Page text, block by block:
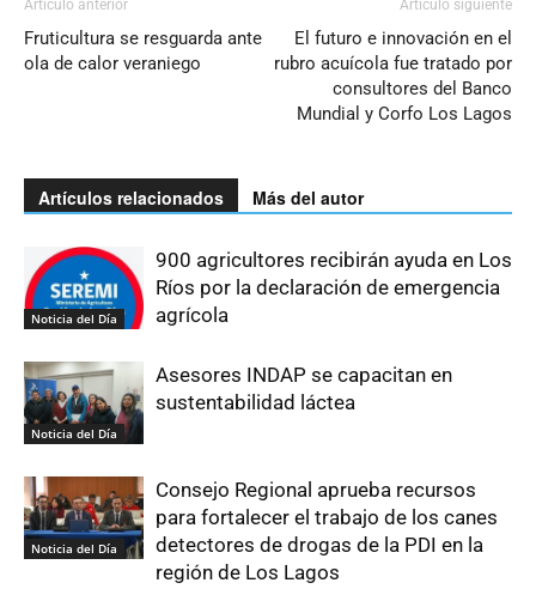
Artículo anterior
Fruticultura se resguarda ante
ola de calor veraniego
Artículo siguiente
El futuro e innovación en el
rubro acuícola fue tratado por
consultores del Banco
Mundial y Corfo Los Lagos
Artículos relacionados Más del autor
Noticia del Día
900 agricultores recibirán ayuda en Los
Ríos por la declaración de emergencia
agrícola
Noticia del Día
Asesores INDAP se capacitan en
sustentabilidad láctea
Noticia del Día
Consejo Regional aprueba recursos
para fortalecer el trabajo de los canes
detectores de drogas de la PDI en la
región de Los Lagos